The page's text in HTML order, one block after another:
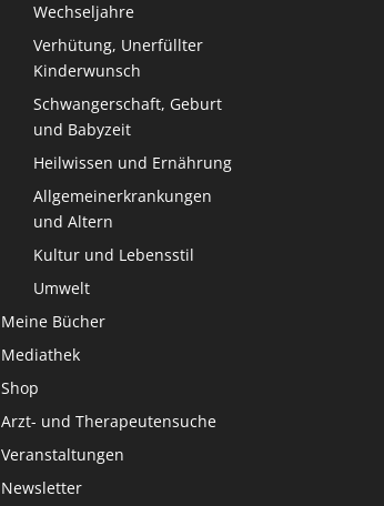
Wechseljahre
Verhütung, Unerfüllter
Kinderwunsch
Schwangerschaft, Geburt
und Babyzeit
Heilwissen und Ernährung
Allgemeinerkrankungen
und Altern
Kultur und Lebensstil
Umwelt
Meine Bücher
Mediathek
Shop
Arzt- und Therapeutensuche
Veranstaltungen
Newsletter